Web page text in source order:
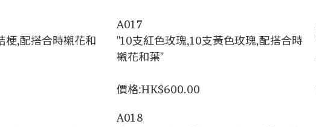
梗,配搭合時襯花和
A017
"10支紅色玫瑰,10支黃色玫瑰,配搭合時
襯花和葉"
價格:HK$600.00
A018